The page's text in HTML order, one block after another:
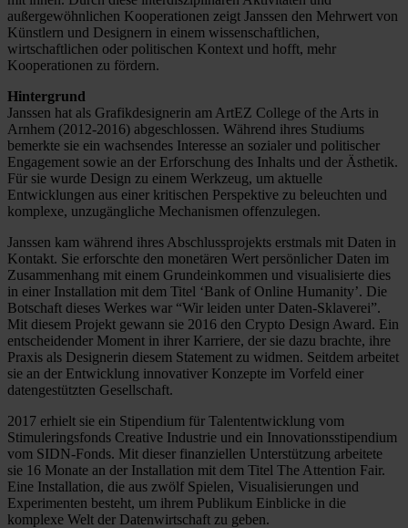
außergewöhnlichen Kooperationen zeigt Janssen den Mehrwert von
Künstlern und Designern in einem wissenschaftlichen,
wirtschaftlichen oder politischen Kontext und hofft, mehr
Kooperationen zu fördern.
Hintergrund
Janssen hat als Grafikdesignerin am ArtEZ College of the Arts in
Arnhem (2012-2016) abgeschlossen. Während ihres Studiums
bemerkte sie ein wachsendes Interesse an sozialer und politischer
Engagement sowie an der Erforschung des Inhalts und der Ästhetik.
Für sie wurde Design zu einem Werkzeug, um aktuelle
Entwicklungen aus einer kritischen Perspektive zu beleuchten und
komplexe, unzugängliche Mechanismen offenzulegen.
Janssen kam während ihres Abschlussprojekts erstmals mit Daten in
Kontakt. Sie erforschte den monetären Wert persönlicher Daten im
Zusammenhang mit einem Grundeinkommen und visualisierte dies
in einer Installation mit dem Titel ‘Bank of Online Humanity’. Die
Botschaft dieses Werkes war “Wir leiden unter Daten-Sklaverei”.
Mit diesem Projekt gewann sie 2016 den Crypto Design Award. Ein
entscheidender Moment in ihrer Karriere, der sie dazu brachte, ihre
Praxis als Designerin diesem Statement zu widmen. Seitdem arbeitet
sie an der Entwicklung innovativer Konzepte im Vorfeld einer
datengestützten Gesellschaft.
2017 erhielt sie ein Stipendium für Talententwicklung vom
Stimuleringsfonds Creative Industrie und ein Innovationsstipendium
vom SIDN-Fonds. Mit dieser finanziellen Unterstützung arbeitete
sie 16 Monate an der Installation mit dem Titel The Attention Fair.
Eine Installation, die aus zwölf Spielen, Visualisierungen und
Experimenten besteht, um ihrem Publikum Einblicke in die
komplexe Welt der Datenwirtschaft zu geben.